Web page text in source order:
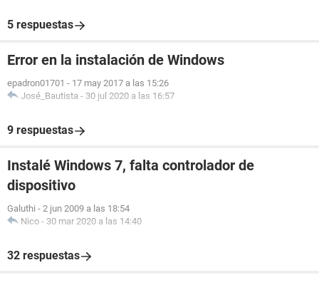
5 respuestas
Error en la instalación de Windows
epadron01701 - 17 may 2017 a las 15:26
José_Bautista - 30 jul 2020 a las 16:57
9 respuestas
Instalé Windows 7, falta controlador de
dispositivo
Galuthi - 2 jun 2009 a las 18:54
Nico - 30 mar 2020 a las 14:40
32 respuestas